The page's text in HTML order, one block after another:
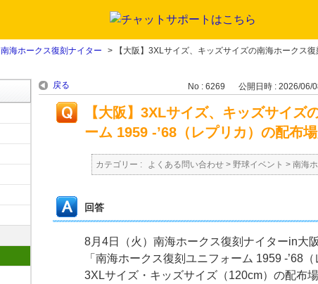
南海ホークス復刻ナイター >
【大阪】3XLサイズ、キッズサイズの南海ホークス
戻る No : 6269 公開日時 : 2026/06/
【大阪】3XLサイズ、キッズサイズ
ーム 1959 -’68（レプリカ）の配布
カテゴリー : よくある問い合わせ > 野球イベント > 南海
回答
8月4日（火）南海ホークス復刻ナイターin大
「南海ホークス復刻ユニフォーム 1959 -’68
3XLサイズ・キッズサイズ（120cm）の配布